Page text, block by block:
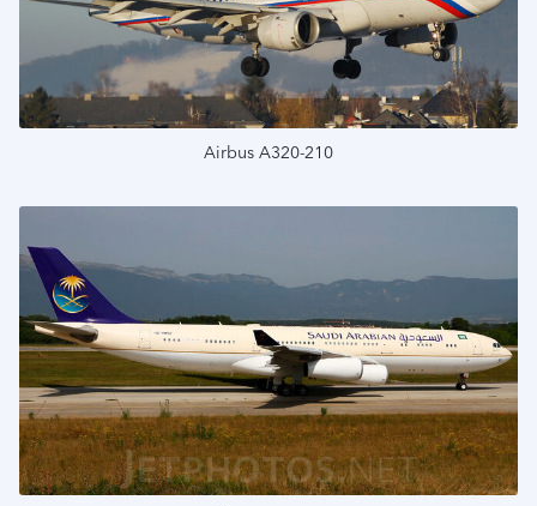
Подробнее
Airbus A320-210